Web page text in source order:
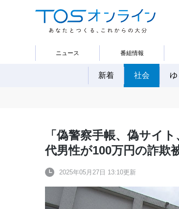
ニュース 番組情報
新着 社会 ゆ
「偽警察手帳、偽サイ
代男性が100万円の詐
2025年05月27日 13:10更新